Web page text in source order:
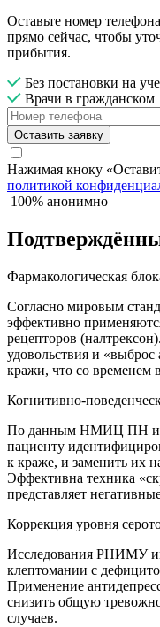
Оставьте номер
прямо сейчас, чтобы
прибытия.
Без постановки на
Врачи в гражданском
Оставить заявку
Нажимая кноку
политикой
100% анонимно
Фармакологическая
Согласно мировым
эффективно
рецепторов
удовольствия и
кражи, что со временем
Когнитивно-
По данным НМИЦ ПН
пациенту
к краже, и заменить их
Эффективна техника
представляет
Коррекция уровня
Исследования РНИМУ
клептомании с
Применение
снизить общую
случаев.